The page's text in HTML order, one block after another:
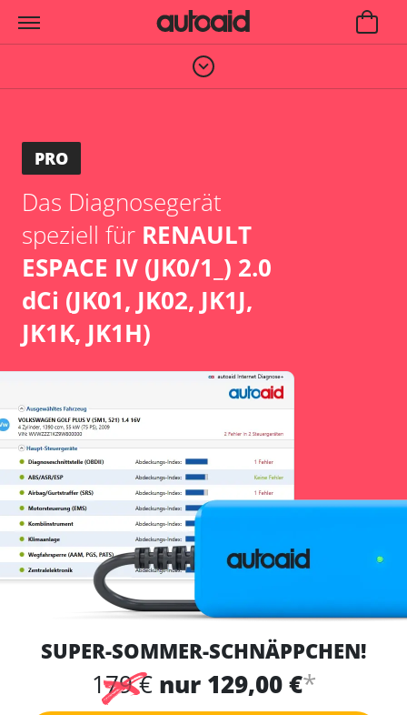
PRO
Das Diagnosegerät
speziell für RENAULT
ESPACE IV (JK0/1_) 2.0
dCi (JK01, JK02, JK1J,
JK1K, JK1H)
SUPER-SOMMER-SCHNÄPPCHEN!
179 € nur 129,00 €*